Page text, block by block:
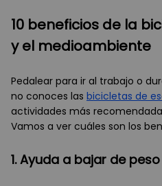
10 beneficios de la
y el medioambiente
Pedalear para ir al trabajo o
no conoces las bicicletas de
actividades más
Vamos a ver cuáles son los
1. Ayuda a bajar de peso